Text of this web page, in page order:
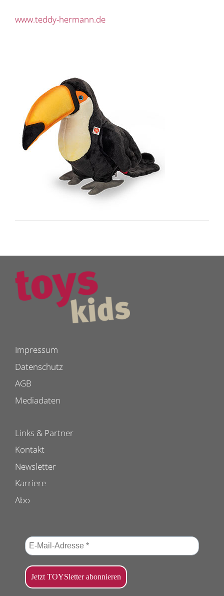
www.teddy-hermann.de
Impressum
Datenschutz
AGB
Mediadaten
Links & Partner
Kontakt
Newsletter
Karriere
Abo